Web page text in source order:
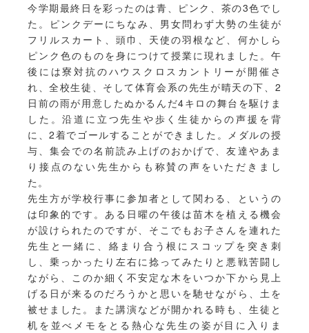
今学期最終日を彩ったのは青、ピンク、茶の3色でし
た。ピンクデーにちなみ、男女問わず大勢の生徒が
フリルスカート、頭巾、天使の羽根など、何かしら
ピンク色のものを身につけて授業に現れました。午
後には寮対抗のハウスクロスカントリーが開催さ
れ、全校生徒、そして体育会系の先生が晴天の下、2
日前の雨が用意したぬかるんだ4キロの舞台を駆けま
した。沿道に立つ先生や歩く生徒からの声援を背
に、2着でゴールすることができました。メダルの授
与、集会での名前読み上げのおかげで、友達やあま
り接点のない先生からも称賛の声をいただきまし
た。
先生方が学校行事に参加者として関わる、というの
は印象的です。ある日曜の午後は苗木を植える機会
が設けられたのですが、そこでもお子さんを連れた
先生と一緒に、絡まり合う根にスコップを突き刺
し、乗っかったり左右に捻ってみたりと悪戦苦闘し
ながら、このか細く不安定な木をいつか下から見上
げる日が来るのだろうかと思いを馳せながら、土を
被せました。また講演などが開かれる時も、生徒と
机を並べメモをとる熱心な先生の姿が目に入りま